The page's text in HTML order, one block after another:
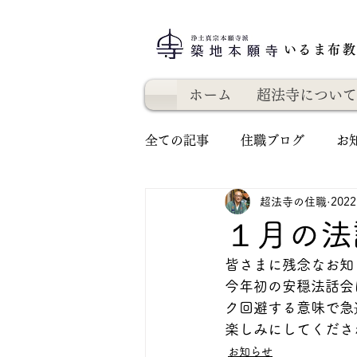
いるま布
ホーム 超法寺について
全ての記事 住職ブログ お
１月の
超法寺の住職
皆さまに残念なお
今年初の安穏法話
ク回避する意味で
楽しみにしてくだ
お知らせ